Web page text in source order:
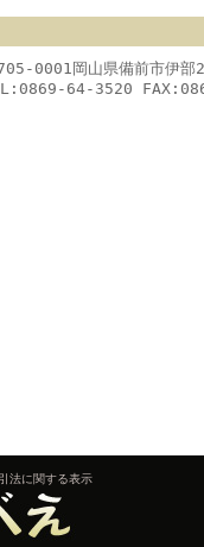
0001岡山県備前市伊
64-3520
法に関する表示